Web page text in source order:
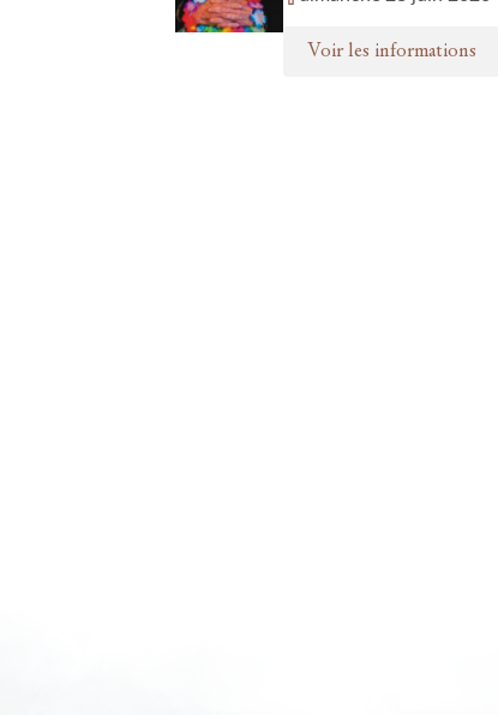
Voir les informations